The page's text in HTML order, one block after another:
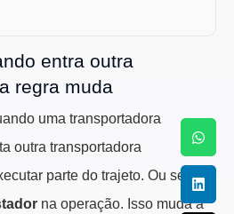
entra outra
regra muda
uma transportadora
outra transportadora
parte do trajeto. Ou seja:
na operação. Isso muda a